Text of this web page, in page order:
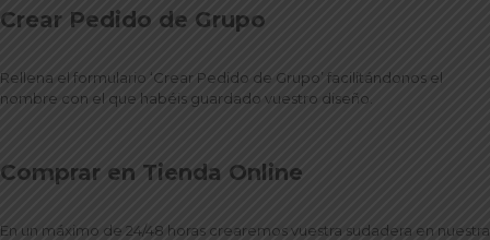
Crear Pedido de Grupo
Rellena el formulario ‘Crear Pedido de Grupo’ facilitándonos el
nombre con el que habéis guardado vuestro diseño.
Comprar en Tienda Online
En un máximo de 24/48 horas crearemos vuestra sudadera en nuestra